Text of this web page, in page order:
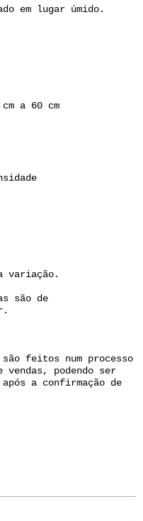
em lugar úmido.
a 60 cm
variação.
são de
são feitos num processo
vendas, podendo ser
a confirmação de